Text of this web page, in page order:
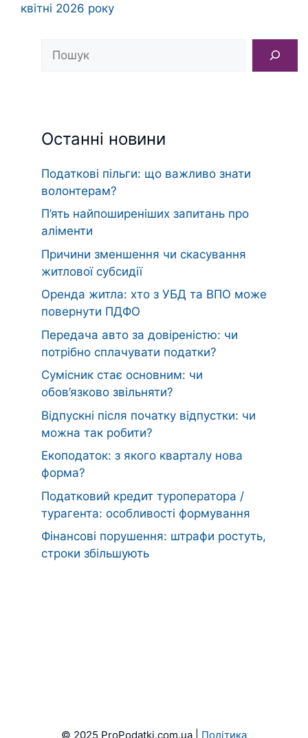
квітні 2026 року
Останні новини
Податкові пільги: що важливо знати
волонтерам?
П’ять найпоширеніших запитань про
аліменти
Причини зменшення чи скасування
житлової субсидії
Оренда житла: хто з УБД та ВПО може
повернути ПДФО
Передача авто за довіреністю: чи
потрібно сплачувати податки?
Сумісник стає основним: чи
обов’язково звільняти?
Відпускні після початку відпустки: чи
можна так робити?
Екоподаток: з якого кварталу нова
форма?
Податковий кредит туроператора /
турагента: особливості формування
Фінансові порушення: штрафи ростуть,
строки збільшують
© 2025 ProPodatki.com.ua | Політика